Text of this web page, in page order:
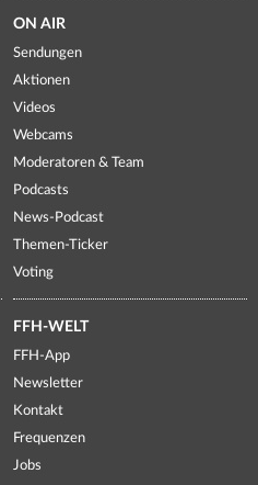
ON AIR
Sendungen
Aktionen
Videos
Webcams
Moderatoren & Team
Podcasts
News-Podcast
Themen-Ticker
Voting
FFH-WELT
FFH-App
Newsletter
Kontakt
Frequenzen
Jobs